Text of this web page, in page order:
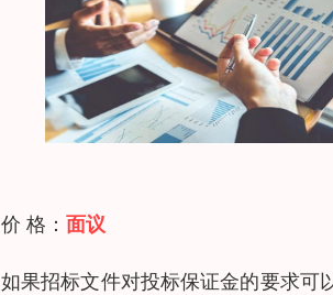
价 格： 面议
如果招标文件对投标保证金的要求可